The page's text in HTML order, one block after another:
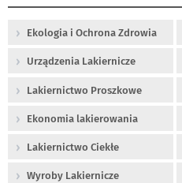
Ekologia i Ochrona Zdrowia
Urządzenia Lakiernicze
Lakiernictwo Proszkowe
Ekonomia lakierowania
Lakiernictwo Ciekłe
Wyroby Lakiernicze